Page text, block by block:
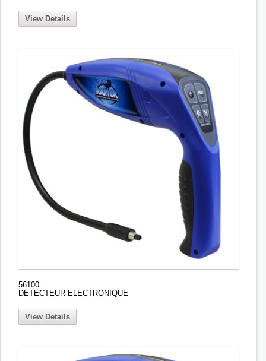
View Details
56100
DETECTEUR ELECTRONIQUE
View Details